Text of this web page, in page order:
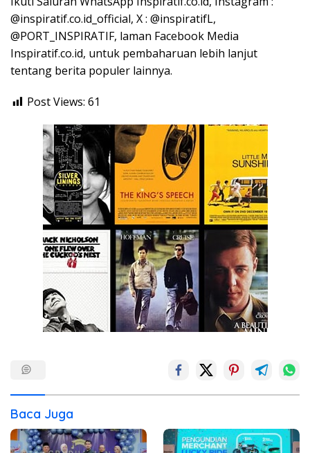
@inspiratif.co.id_official, X : @inspiratifL,
@PORT_INSPIRATIF, laman Facebook Media
Inspiratif.co.id, untuk pembaharuan lebih lanjut
tentang berita populer lainnya.
Post Views: 61
Baca Juga